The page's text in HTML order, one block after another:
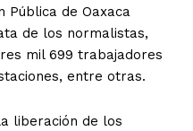
Pública de Oaxaca
de los normalistas,
mil 699 trabajadores
entre otras.
liberación de los